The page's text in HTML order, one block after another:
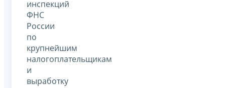
инспекций
ФНС
России
по
крупнейшим
налогоплательщикам
и
выработку